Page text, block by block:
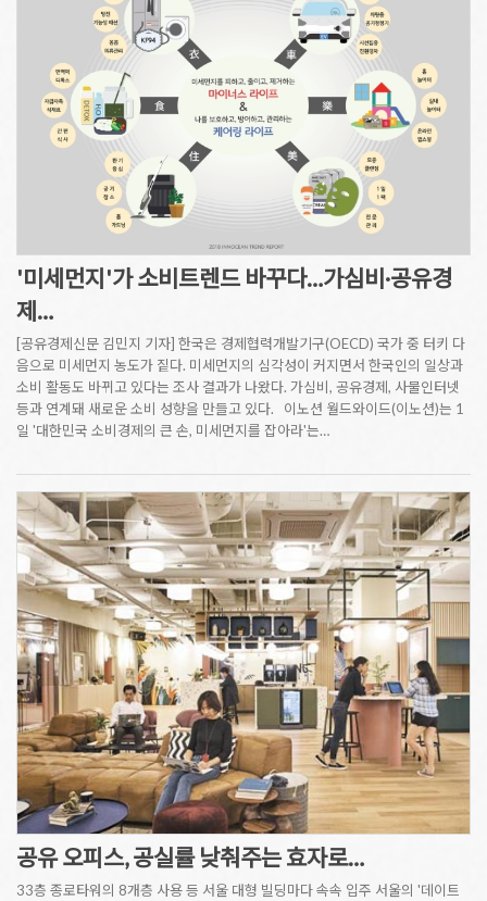
'미세먼지'가 소비트렌드 바꾸다…가심비·공유경
제…
[공유경제신문 김민지 기자] 한국은 경제협력개발기구(OECD) 국가 중 터키 다
음으로 미세먼지 농도가 짙다. 미세먼지의 심각성이 커지면서 한국인의 일상과
소비 활동도 바뀌고 있다는 조사 결과가 나왔다. 가심비, 공유경제, 사물인터넷
등과 연계돼 새로운 소비 성향을 만들고 있다. 이노션 월드와이드(이노션)는 1
일 '대한민국 소비경제의 큰 손, 미세먼지를 잡아라'는…
공유 오피스, 공실률 낮춰주는 효자로…
33층 종로타워의 8개층 사용 등 서울 대형 빌딩마다 속속 입주 서울의 '데이트